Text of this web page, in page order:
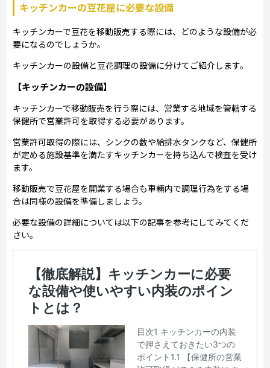
キッチンカーの豆花屋に必要な設備
キッチンカーで豆花を移動販売する際には、どのような設備が必
要になるのでしょうか。
キッチンカーの設備と豆花調理の設備に分けてご紹介します。
【キッチンカーの設備】
キッチンカーで移動販売を行う際には、営業する地域を管轄する
保健所で営業許可を取得する必要があります。
営業許可取得の際には、シンクの数や給排水タンクなど、保健所
が定める施設基準を満たすキッチンカーを持ち込んで検査を受け
ます。
移動販売で豆花屋を開業する場合も車輛内で調理行為をする場
合は同様の設備を準備しましょう。
必要な設備の詳細については以下の記事を参考にしてみてくだ
さい。